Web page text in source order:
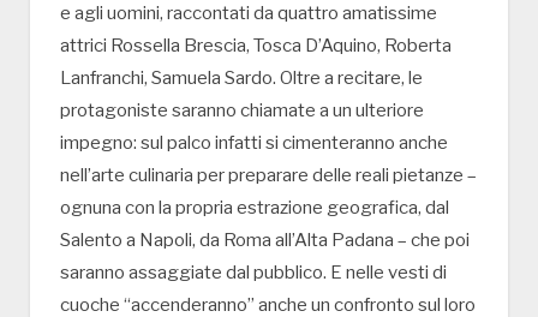
e agli uomini, raccontati da quattro amatissime
attrici Rossella Brescia, Tosca D’Aquino, Roberta
Lanfranchi, Samuela Sardo. Oltre a recitare, le
protagoniste saranno chiamate a un ulteriore
impegno: sul palco infatti si cimenteranno anche
nell’arte culinaria per preparare delle reali pietanze –
ognuna con la propria estrazione geografica, dal
Salento a Napoli, da Roma all’Alta Padana – che poi
saranno assaggiate dal pubblico. E nelle vesti di
cuoche “accenderanno” anche un confronto sul loro